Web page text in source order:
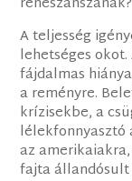
A teljesség
lehetséges
fájdalmas
a reményre.
krízisekbe, a
lélekfonnyasztó
az
fajta állandósult